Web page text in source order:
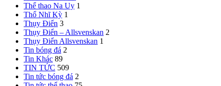
Thể thao Na Uy 1
Thổ Nhĩ Kỳ 1
Thụy Điển 3
Thụy Điển – Allsvenskan 2
Thụy Điển Allsvenskan 1
Tin bóng đá 2
Tin Khác 89
TIN TỨC 509
Tin tức bóng đá 2